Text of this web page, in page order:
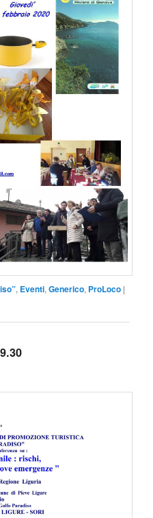
, Eventi,Generico, ProLoco |